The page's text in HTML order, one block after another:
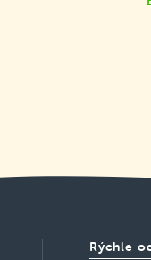
Rýchle